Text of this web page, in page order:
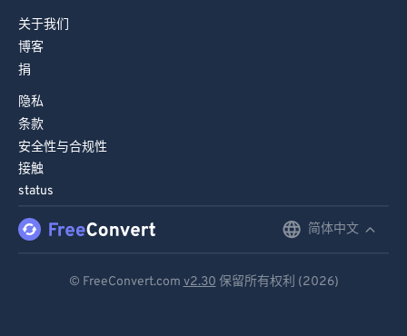
关于我们
博客
捐
隐私
条款
安全性与合规性
接触
status
简体中文
© FreeConvert.com v2.30 保留所有权利 (2026)